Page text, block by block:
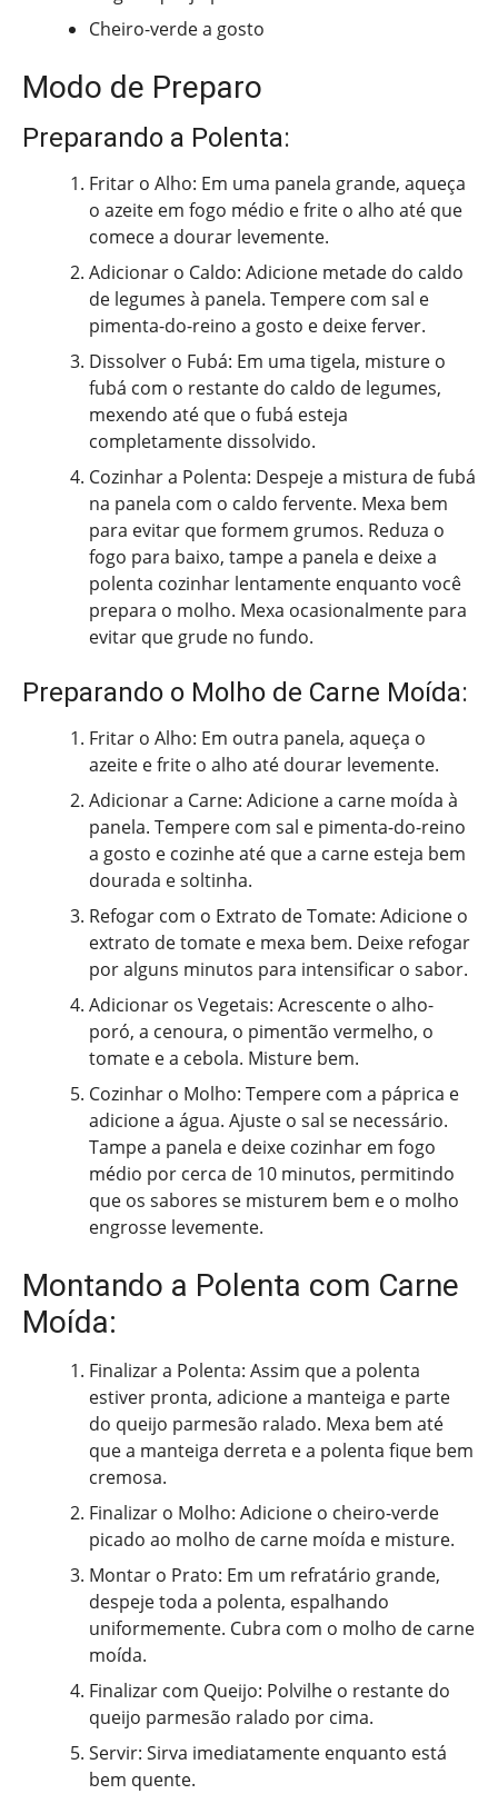
Cheiro-verde a gosto
Modo de Preparo
Preparando a Polenta:
Fritar o Alho: Em uma panela grande, aqueça
o azeite em fogo médio e frite o alho até que
comece a dourar levemente.
Adicionar o Caldo: Adicione metade do caldo
de legumes à panela. Tempere com sal e
pimenta-do-reino a gosto e deixe ferver.
Dissolver o Fubá: Em uma tigela, misture o
fubá com o restante do caldo de legumes,
mexendo até que o fubá esteja
completamente dissolvido.
Cozinhar a Polenta: Despeje a mistura de fubá
na panela com o caldo fervente. Mexa bem
para evitar que formem grumos. Reduza o
fogo para baixo, tampe a panela e deixe a
polenta cozinhar lentamente enquanto você
prepara o molho. Mexa ocasionalmente para
evitar que grude no fundo.
Preparando o Molho de Carne Moída:
Fritar o Alho: Em outra panela, aqueça o
azeite e frite o alho até dourar levemente.
Adicionar a Carne: Adicione a carne moída à
panela. Tempere com sal e pimenta-do-reino
a gosto e cozinhe até que a carne esteja bem
dourada e soltinha.
Refogar com o Extrato de Tomate: Adicione o
extrato de tomate e mexa bem. Deixe refogar
por alguns minutos para intensificar o sabor.
Adicionar os Vegetais: Acrescente o alho-
poró, a cenoura, o pimentão vermelho, o
tomate e a cebola. Misture bem.
Cozinhar o Molho: Tempere com a páprica e
adicione a água. Ajuste o sal se necessário.
Tampe a panela e deixe cozinhar em fogo
médio por cerca de 10 minutos, permitindo
que os sabores se misturem bem e o molho
engrosse levemente.
Montando a Polenta com Carne
Moída:
Finalizar a Polenta: Assim que a polenta
estiver pronta, adicione a manteiga e parte
do queijo parmesão ralado. Mexa bem até
que a manteiga derreta e a polenta fique bem
cremosa.
Finalizar o Molho: Adicione o cheiro-verde
picado ao molho de carne moída e misture.
Montar o Prato: Em um refratário grande,
despeje toda a polenta, espalhando
uniformemente. Cubra com o molho de carne
moída.
Finalizar com Queijo: Polvilhe o restante do
queijo parmesão ralado por cima.
Servir: Sirva imediatamente enquanto está
bem quente.